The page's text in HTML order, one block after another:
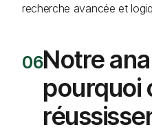
recherche avancée et
Notre
pourquoi